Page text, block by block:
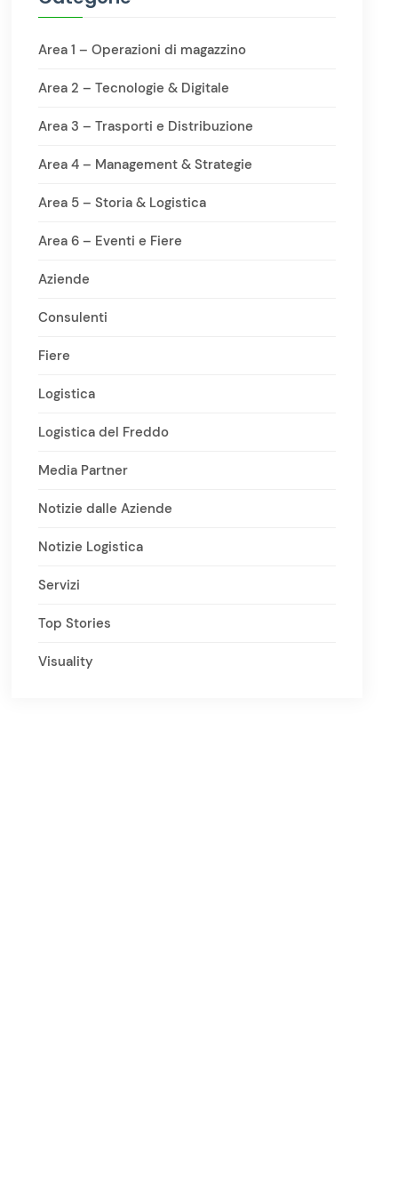
Area 1 – Operazioni di magazzino
Area 2 – Tecnologie & Digitale
Area 3 – Trasporti e Distribuzione
Area 4 – Management & Strategie
Area 5 – Storia & Logistica
Area 6 – Eventi e Fiere
Aziende
Consulenti
Fiere
Logistica
Logistica del Freddo
Media Partner
Notizie dalle Aziende
Notizie Logistica
Servizi
Top Stories
Visuality